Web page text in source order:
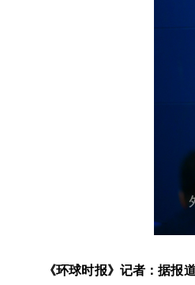
《环球时报》记者：据报